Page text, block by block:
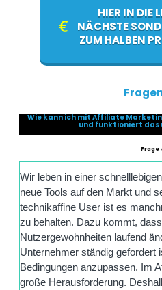
HIER IN DIE
NÄCHSTE
ZUM HALBEN
Wie kann ich mit Affiliate
und funktioniert das
Frage
Wir leben in einer
neue Tools auf den Markt und
technikaffine User ist es
zu behalten. Dazu kommt,
Nutzergewohnheiten laufend
Unternehmer ständig gefordert
Bedingungen anzupassen. Im
große Herausforderung.